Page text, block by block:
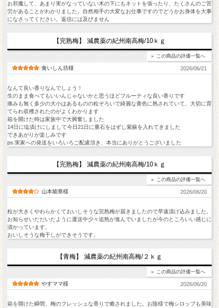
お邪魔して、あまり実がなっていない木の下にもネットを張ったり、たくさんのご苦
労があることがわかりました。自然相手の大変なお仕事ですのでどうかお身体を大事
になさってください。返信には及びません
【完熟梅】 減農薬の紀州南高梅/10ｋｇ
この商品の評価一覧へ
食いしん坊様 2026/06/21
なんて良い香りなんでしょう！
生のまま食べてもいいんじゃないかと思うほどフルーティな良い香りです
痛みも無く多少の大小はあるものの粒ぞろいで綺麗な黄色に熟されていて、大切に育
てられ収穫されたのがよくわかります
箱を開けた時は家族中で大興奮しました
14日に塩漬けにしまして今日21日に重石をはずし紫蘇を入れてきました
できあがりが楽しみです
ps.実家への発送をいろいろご配慮頂き、本当にありがとうございました
【完熟梅】 減農薬の紀州南高梅/10ｋｇ
この商品の評価一覧へ
山本能章様 2026/06/20
粒が大きくやわらかくておいしそうな完熟梅が届きましたので早速漬け込みました。
お知らせいただいたように運送中少々追熟が進んでいましたが今のところいい感じに
漬かっています。
おいしそうな梅干しができそうです。
【青梅】 減農薬の紀州南高梅/２ｋｇ
この商品の評価一覧へ
やすママ様 2026/06/20
箱を開けた瞬間、梅のフレッシュな香りで癒されました。お陰様で梅シロップも美味